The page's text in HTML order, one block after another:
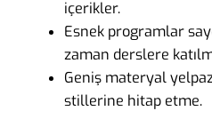
içerikler.
Esnek programlar
zaman derslere
Geniş materyal
stillerine hitap etme.